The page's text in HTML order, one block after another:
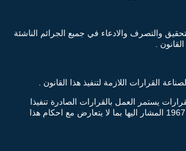
والتصرف والادعاء في جميع الجرائم الناشئة
.
القرارات اللازمة لتنفيذ هذا القانون .
يستمر العمل بالقرارات الصادرة تنفيذا
للقانون رقم 24لسنة 1967 المشار اليها بما لا يتعارض مع احكام هذا